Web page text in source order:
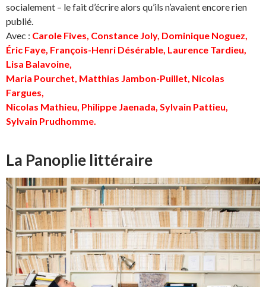
socialement – le fait d’écrire alors qu’ils n’avaient encore rien
publié.
Avec : Carole Fives, Constance Joly, Dominique Noguez,
Éric Faye, François-Henri Désérable, Laurence Tardieu,
Lisa Balavoine,
Maria Pourchet, Matthias Jambon-Puillet, Nicolas
Fargues,
Nicolas Mathieu, Philippe Jaenada, Sylvain Pattieu,
Sylvain Prudhomme.
La Panoplie littéraire